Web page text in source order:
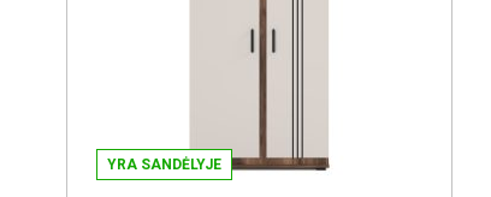
YRA SANDĖLYJE